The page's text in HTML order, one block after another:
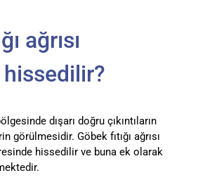
ağrısı
dışarı doğru çıkıntıların
görülmesidir. Göbek fıtığı ağrısı
hissedilir ve buna ek olarak